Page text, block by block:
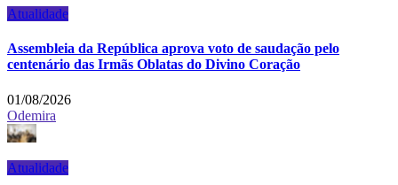
Atualidade
Assembleia da República aprova voto de saudação pelo
centenário das Irmãs Oblatas do Divino Coração
01/08/2026
Odemira
Atualidade